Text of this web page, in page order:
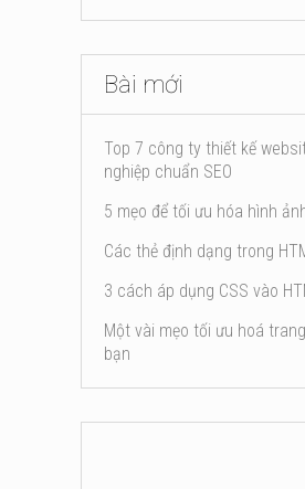
Bài mới
Top 7 công ty thiết kế
nghiệp chuẩn SEO
5 mẹo để tối ưu hóa hình
Các thẻ định dạng trong
3 cách áp dụng CSS vào
Một vài mẹo tối ưu hoá
bạn